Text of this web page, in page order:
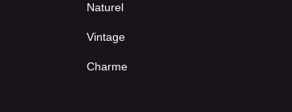
Naturel
Vintage
Charme